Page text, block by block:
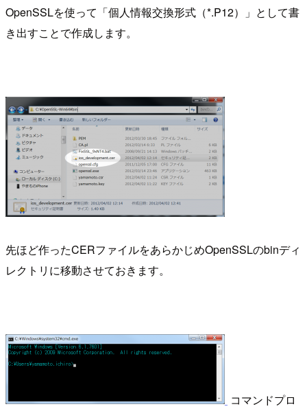
OpenSSLを使って「個人情報交換形式（*.P12）」として書
き出すことで作成します。
先ほど作ったCERファイルをあらかじめOpenSSLのbinディ
レクトリに移動させておきます。
コマンドプロ